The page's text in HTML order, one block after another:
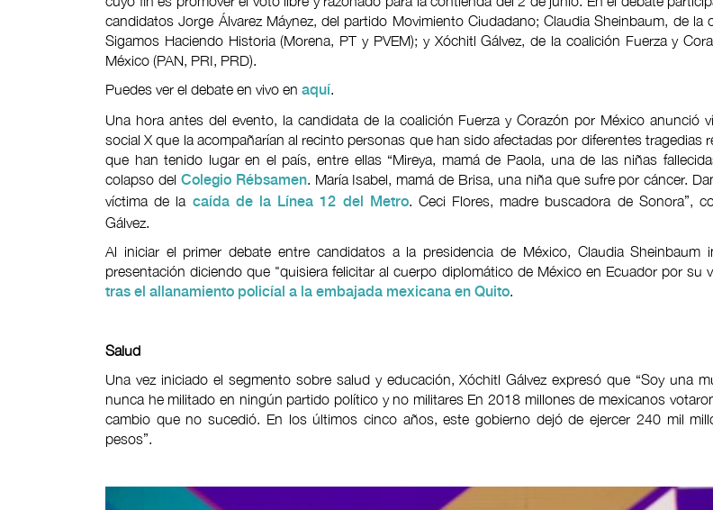
candidatos Jorge Álvarez Máynez, del partido Movimiento Ciudadano; Claudia Sheinbaum, de la
Sigamos Haciendo Historia (Morena, PT y PVEM); y Xóchitl Gálvez, de la coalición Fuerza y
México (PAN, PRI, PRD).
Puedes ver el debate en vivo en aquí.
Una hora antes del evento, la candidata de la coalición Fuerza y Corazón por México anunció
social X que la acompañarían al recinto personas que han sido afectadas por diferentes tragedias
que han tenido lugar en el país, entre ellas “Mireya, mamá de Paola, una de las niñas
colapso del Colegio Rébsamen. María Isabel, mamá de Brisa, una niña que sufre por cáncer.
víctima de la caída de la Línea 12 del Metro. Ceci Flores, madre buscadora de Sonora”,
Gálvez.
Al iniciar el primer debate entre candidatos a la presidencia de México, Claudia Sheinbaum
presentación diciendo que "quisiera felicitar al cuerpo diplomático de México en Ecuador por su
tras el allanamiento policíal a la embajada mexicana en Quito.
Salud
Una vez iniciado el segmento sobre salud y educación, Xóchitl Gálvez expresó que “Soy una
nunca he militado en ningún partido político y no militares En 2018 millones de mexicanos
cambio que no sucedió. En los últimos cinco años, este gobierno dejó de ejercer 240 mil
pesos”.